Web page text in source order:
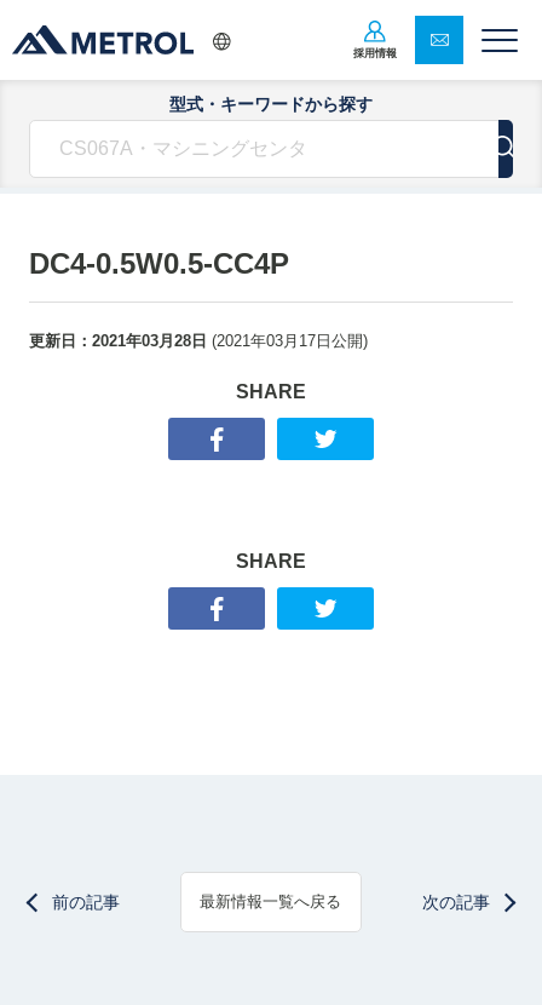
採用情報
型式・キーワードから探す
DC4-0.5W0.5-CC4P
更新日： 2021年03月28日 (2021年03月17日 公開)
SHARE
SHARE
前の記事 最新情報一覧へ戻る 次の記事